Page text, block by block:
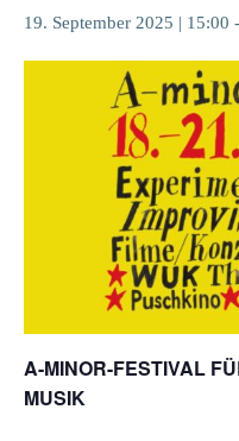
19. September 2025 | 15:00 -
A-MINOR-FESTIVAL
MUSIK